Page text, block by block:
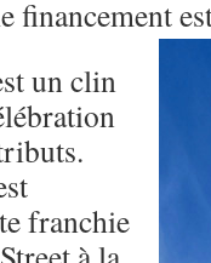
financement
un clin
franchie